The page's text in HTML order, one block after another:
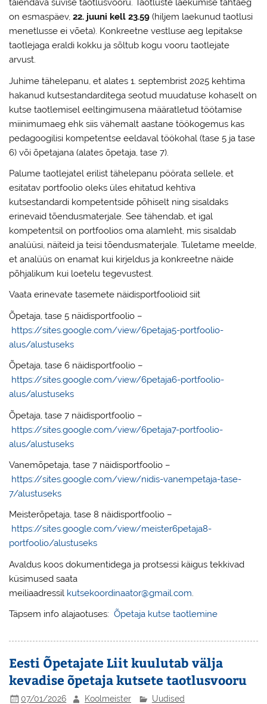
täiendava suvise taotlusvooru. Taotluste laekumise tähtaeg
on esmaspäev,22. juuni kell 23.59 (hiljem laekunud taotlusi
menetlusse ei võeta). Konkreetne vestluse aeg lepitakse
taotlejaga eraldi kokku ja sõltub kogu vooru taotlejate
arvust.
Juhime tähelepanu, et alates 1. septembrist 2025 kehtima
hakanud kutsestandarditega seotud muudatuse kohaselt on
kutse taotlemisel eeltingimusena määratletud töötamise
miinimumaeg ehk siis vähemalt aastane töökogemus kas
pedagoogilisi kompetentse eeldaval töökohal (tase 5 ja tase
6) või õpetajana (alates õpetaja, tase 7).
Palume taotlejatel erilist tähelepanu pöörata sellele, et
esitatav portfoolio oleks üles ehitatud kehtiva
kutsestandardi kompetentside põhiselt ning sisaldaks
erinevaid tõendusmaterjale. See tähendab, et igal
kompetentsil on portfoolios oma alamleht, mis sisaldab
analüüsi, näiteid ja teisi tõendusmaterjale. Tuletame meelde,
et analüüs on enamat kui kirjeldus ja konkreetne näide
põhjalikum kui loetelu tegevustest.
Vaata erinevate tasemete näidisportfoolioid siit
Õpetaja, tase 5 näidisportfoolio –
https://sites.google.com/view/6petaja5-portfoolio-
alus/alustuseks
Õpetaja, tase 6 näidisportfoolio –
https://sites.google.com/view/6petaja6-portfoolio-
alus/alustuseks
Õpetaja, tase 7 näidisportfoolio –
https://sites.google.com/view/6petaja7-portfoolio-
alus/alustuseks
Vanemõpetaja, tase 7 näidisportfoolio –
https://sites.google.com/view/nidis-vanempetaja-tase-
7/alustuseks
Meisterõpetaja, tase 8 näidisportfoolio –
https://sites.google.com/view/meister6petaja8-
portfoolio/alustuseks
Avaldus koos dokumentidega ja protsessi käigus tekkivad
küsimused saata
meiliaadressil kutsekoordinaator@gmail.com.
Täpsem info alajaotuses:Õpetaja kutse taotlemine
Eesti Õpetajate Liit kuulutab välja
kevadise õpetaja kutsete taotlusvooru
07/01/2026 Koolmeister Uudised